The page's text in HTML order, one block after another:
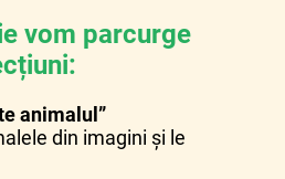
vom parcurge
animalul”
din imagini și le